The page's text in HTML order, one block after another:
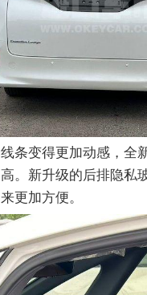
条变得更加动感，全
。新升级的后排隐私
更加方便。